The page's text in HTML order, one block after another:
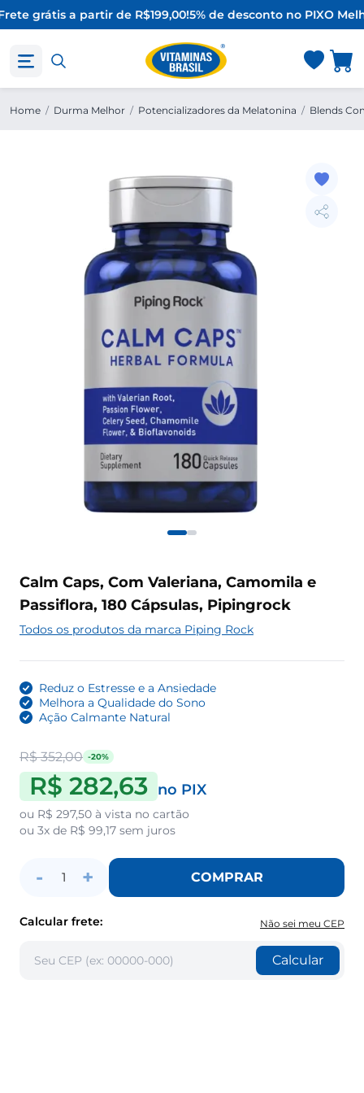
grátis a partir de R$199,00!5% de desconto no PIXO
Home / Durma Melhor / Potencializadores da Melatonina / Blends
Calm Caps, Com Valeriana, Camomila e
Passiflora, 180 Cápsulas, Pipingrock
Todos os produtos da marca Piping Rock
Reduz o Estresse e a Ansiedade
Melhora a Qualidade do Sono
Ação Calmante Natural
R$ 352,00 -20%
R$ 282,63 no PIX
ou R$ 297,50 à vista no cartão
ou 3x de R$ 99,17 sem juros
- 1 + COMPRAR
Calcular frete: Não sei meu CEP
Calcular